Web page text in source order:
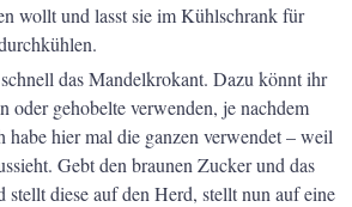
wollt und lasst sie im Kühlschrank für
das Mandelkrokant. Dazu könnt ihr
oder gehobelte verwenden, je nachdem
hier mal die ganzen verwendet – weil
Gebt den braunen Zucker und das
stellt diese auf den Herd, stellt nun auf eine